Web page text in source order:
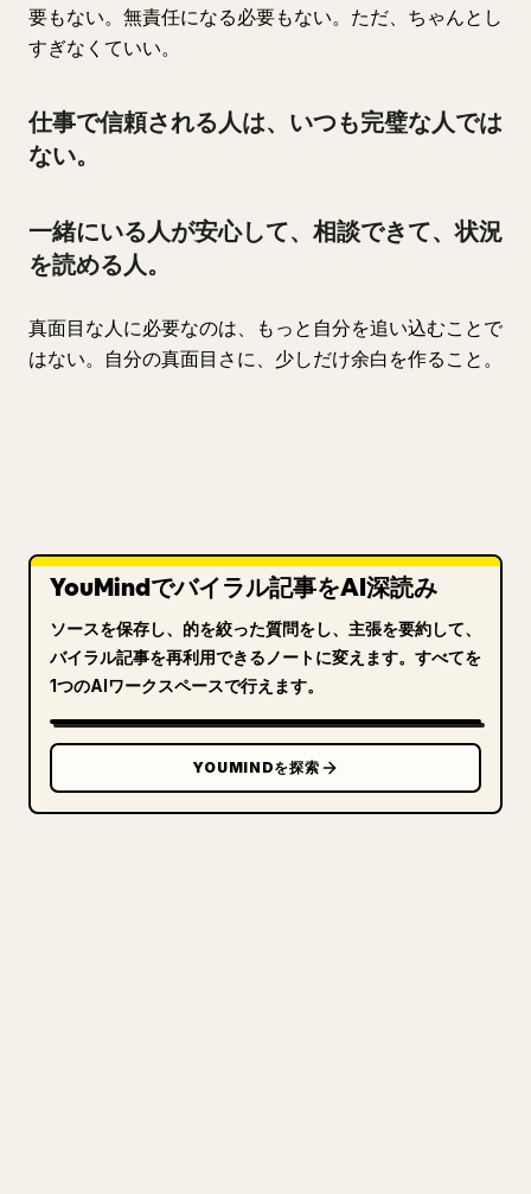
要もない。無責任になる必要もない。ただ、ちゃんとし
すぎなくていい。
仕事で信頼される人は、いつも完璧な人では
ない。
一緒にいる人が安心して、相談できて、状況
を読める人。
真面目な人に必要なのは、もっと自分を追い込むことで
はない。自分の真面目さに、少しだけ余白を作ること。
YouMindでバイラル記事をAI深読み
ソースを保存し、的を絞った質問をし、主張を要約して、
バイラル記事を再利用できるノートに変えます。すべてを
1つのAIワークスペースで行えます。
YOUMINDを探索